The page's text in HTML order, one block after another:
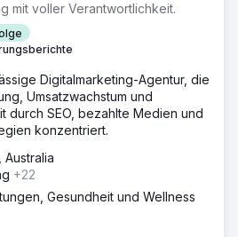
mit voller Verantwortlichkeit.
Digitalmarketing-Agentur, die
Umsatzwachstum und
durch SEO, bezahlte Medien und
konzentriert.
+22
Gesundheit und Wellness